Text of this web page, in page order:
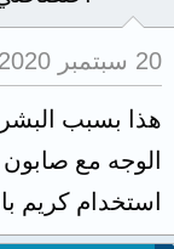
20 سبتمبر 2020
هذا بسبب
الوجه مع
استخدام كريم